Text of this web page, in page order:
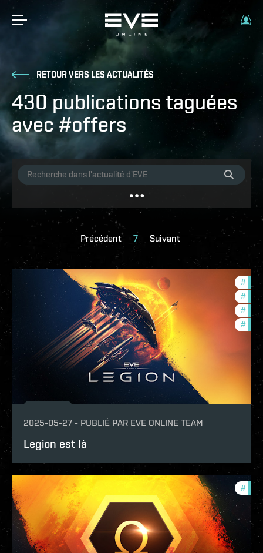
RETOUR VERS LES ACTUALITÉS
430 publications taguées
avec #offers
Précédent 7 Suivant
#
#
#
#
2025-05-27 - PUBLIÉ PAR EVE ONLINE TEAM
Legion est là
#